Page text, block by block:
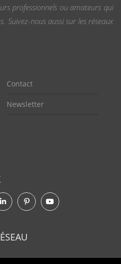
professionnels ou amateurs qui
Suivez-nous aussi sur les réseaux
Contact
Newsletter